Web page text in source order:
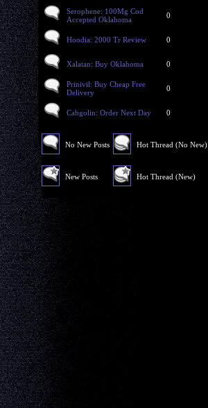
Serophene: 100Mg Cod
Accepted Oklahoma
0
Hoodia: 2000 Tr Review 0
Xalatan: Buy Oklahoma 0
Prinivil: Buy Cheap Free
Delivery
0
Cabgolin: Order Next Day 0
No New Posts
New Posts
Hot Thread (No New)
Hot Thread (New)